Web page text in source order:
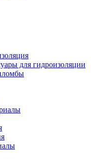
для гидроизоляции